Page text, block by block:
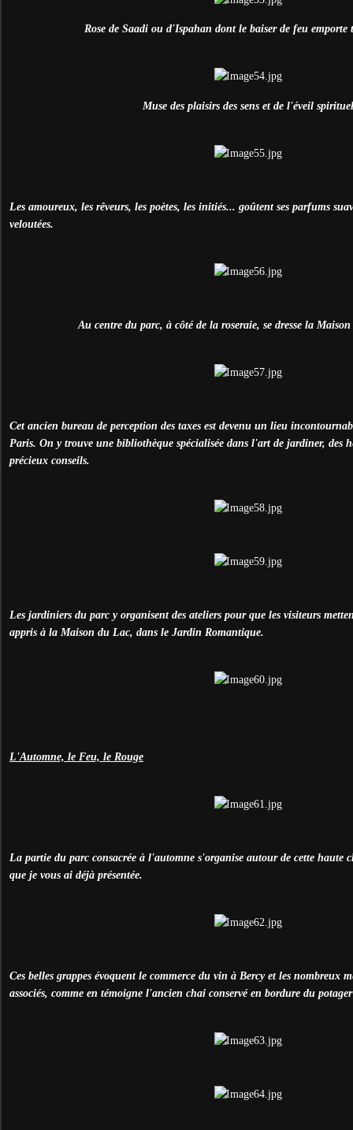
Rose de Saadi ou d'Ispahan dont le baiser de feu emporte
Muse des plaisirs des sens et de l'éveil
Les amoureux, les rêveurs, les poètes, les initiés... goûtent ses parfums
veloutées.
Au centre du parc, à côté de la roseraie, se dresse la
Cet ancien bureau de perception des taxes est devenu un lieu
Paris. On y trouve une bibliothèque spécialisée dans l'art de jardiner, des
précieux conseils.
Les jardiniers du parc y organisent des ateliers pour que les visiteurs
appris à la Maison du Lac, dans le Jardin Romantique.
L'Automne, le Feu, le Rouge
La partie du parc consacrée à l'automne s'organise autour de cette haute
que je vous ai déjà présentée.
Ces belles grappes évoquent le commerce du vin à Bercy et les nombreux
associés, comme en témoigne l'ancien chai conservé en bordure du